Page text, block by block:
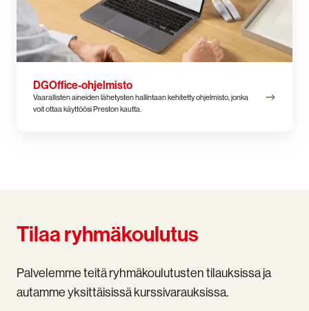
DGOffice-ohjelmisto
Vaarallisten aineiden lähetysten hallintaan kehitetty ohjelmisto, jonka
voit ottaa käyttöösi Preston kautta.
Tilaa ryhmäkoulutus
Palvelemme teitä ryhmäkoulutusten tilauksissa ja
autamme yksittäisissä kurssivarauksissa.